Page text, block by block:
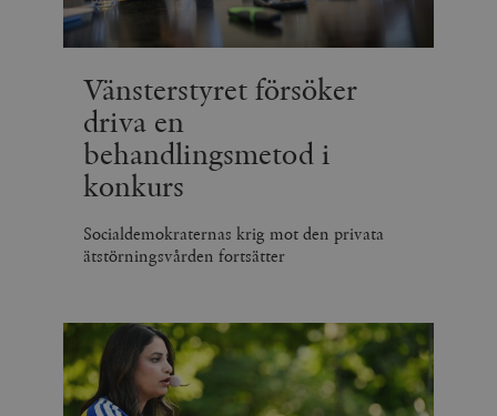
Vänsterstyret försöker
driva en
behandlingsmetod i
konkurs
Socialdemokraternas krig mot den privata
ätstörningsvården fortsätter